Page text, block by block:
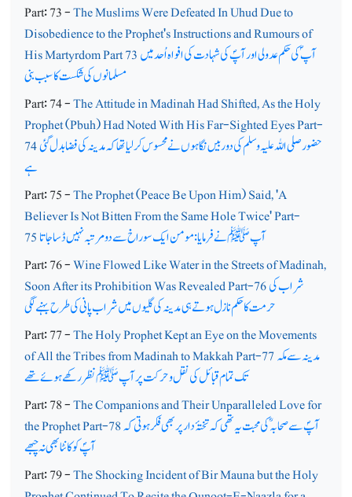
Part: 73 -The Muslims Were Defeated In Uhud Due to
Disobedience to the Prophet's Instructions and Rumours of
His Martyrdom Part 73آپ ؐ کی حکم عدولی اور آپؐ کی شہادت کی افواہ اُحد میں
مسلمانوں کی شکست کا سبب بنی
Part: 74 -The Attitude in Madinah Had Shifted, As the Holy
Prophet (Pbuh) Had Noted With His Far-Sighted Eyes Part-
74حضور صلی اللہ علیہ وسلم کی دوربیں نگاہوں نے محسوس کرلیا تھا کہ مدینہ کی فضا بدل گئی
ہے
Part: 75 -The Prophet (Peace Be Upon Him) Said, 'A
Believer Is Not Bitten From the Same Hole Twice' Part-
75آپﷺ نے فرمایا: مومن ایک سوراخ سے دو مرتبہ نہیں ڈسا جاتا
Part: 76 -Wine Flowed Like Water in the Streets of Madinah,
Soon After its Prohibition Was Revealed Part-76شراب کی
حرمت کا حکم نازل ہوتے ہی مدینہ کی گلیوں میں شراب پانی کی طرح بہنے لگی
Part: 77 -The Holy Prophet Kept an Eye on the Movements
of All the Tribes from Madinah to Makkah Part-77مدینہ سے مکہ
تک تمام قبائل کی نقل وحرکت پرآپ ﷺ نظر رکھے ہوئے تھے
Part: 78 -The Companions and Their Unparalleled Love for
the Prophet Part-78آپؐ سے صحابہؓ کی محبت یہ تھی کہ تختۂ دار پر بھی فکر ہوتی کہ
آپؐ کو کانٹا بھی نہ چبھے
Part: 79 -The Shocking Incident of Bir Mauna but the Holy